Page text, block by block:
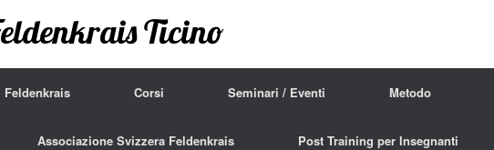
Ticino
Feldenkrais Corsi Seminari / Eventi Metodo
Associazione Svizzera Feldenkrais Post Training per Insegnanti